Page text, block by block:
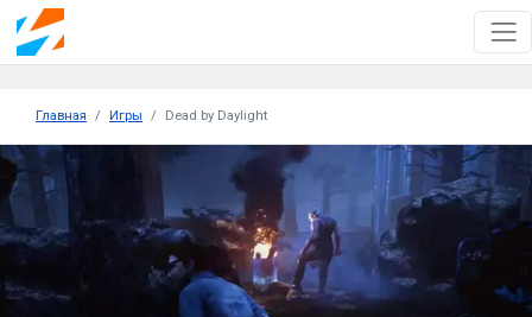
Главная Игры Dead by Daylight